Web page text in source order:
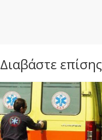
Διαβάστε επίσης